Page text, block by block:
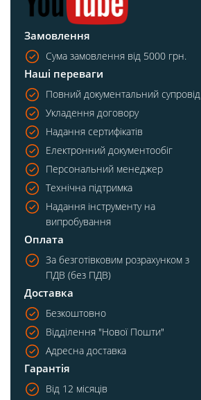
2 - 3"
3 - 4"
Показати все
Вимір у дюймах/метрика
Всі
Метричний/дюймовий
Замовлення
Сума замовлення від 5000 грн.
Наші переваги
Повний документальний супровід
Укладення договору
Надання сертифікатів
Електронний документообіг
Персональний менеджер
Технічна підтримка
Надання інструменту на
випробування
Оплата
За безготівковим розрахунком з
ПДВ (без ПДВ)
Доставка
Безкоштовно
Відділення "Нової Пошти"
Адресна доставка
Гарантія
Від 12 місяців